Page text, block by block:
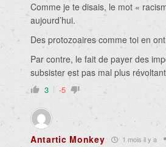
Comme je te disais, le mot «
aujourd’hui.
Des protozoaires comme toi en
Par contre, le fait de payer des
subsister est pas mal plus
3 -5
Antartic Monkey 1 mois il y a